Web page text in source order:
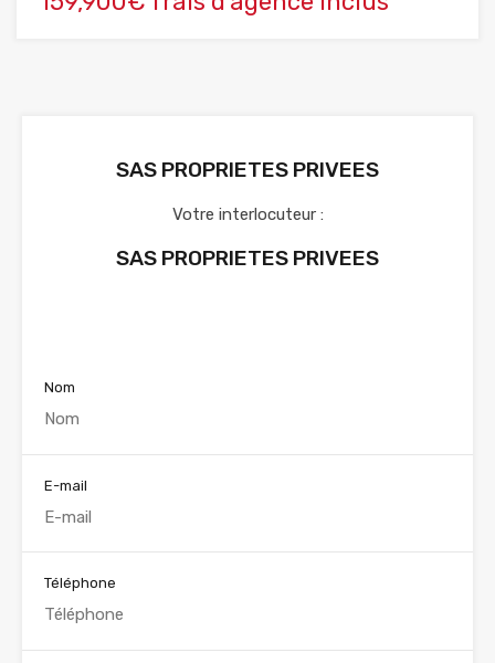
SAS PROPRIETES PRIVEES
Votre interlocuteur :
SAS PROPRIETES PRIVEES
Nom
E-mail
Téléphone